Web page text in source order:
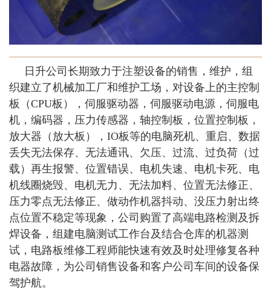
日升公司长期致力于注塑设备的销售，维护，组
织建立了机械加工厂和维护工场，对设备上的主控制
板（CPU板），伺服驱动器，伺服驱动电源，伺服电
机，编码器，压力传感器，轴控制板，位置控制板，
放大器（放大板），IO板等的电脑死机、重启、数据
丢失无法保存、无法通讯、欠压、过流、过负荷（过
载）再生报警、位置错误、电机失速、电机卡死、电
机线圈烧毁、电机无力、无法加料、位置无法修正、
压力零点无法修正、做动作机器抖动、没压力射出终
点位置不稳定等现象，公司购置了高端电路检测及拆
焊设备，组建电脑测试工作台及结合仓库的机器测
试，电路板维修工程师能快速有效及时处理修复各种
电器故障，为公司销售设备和客户公司车间的设备保
驾护航。